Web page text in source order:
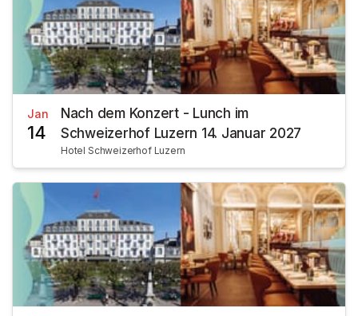
Jan
14
Nach dem Konzert - Lunch im
Schweizerhof Luzern 14. Januar 2027
Hotel Schweizerhof Luzern